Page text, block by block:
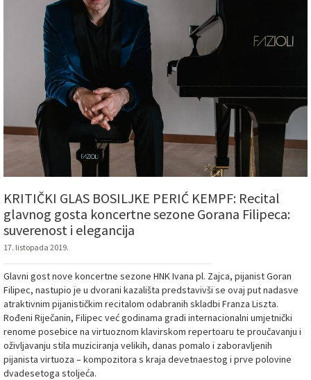
KRITIČKI GLAS BOSILJKE PERIĆ KEMPF: Recital
glavnog gosta koncertne sezone Gorana Filipeca:
suverenost i elegancija
17. listopada 2019.
Glavni gost nove koncertne sezone HNK Ivana pl. Zajca, pijanist Goran
Filipec, nastupio je u dvorani kazališta predstavivši se ovaj put nadasve
atraktivnim pijanističkim recitalom odabranih skladbi Franza Liszta.
Rođeni Riječanin, Filipec već godinama gradi internacionalni umjetnički
renome posebice na virtuoznom klavirskom repertoaru te proučavanju i
oživljavanju stila muziciranja velikih, danas pomalo i zaboravljenih
pijanista virtuoza – kompozitora s kraja devetnaestog i prve polovine
dvadesetoga stoljeća.